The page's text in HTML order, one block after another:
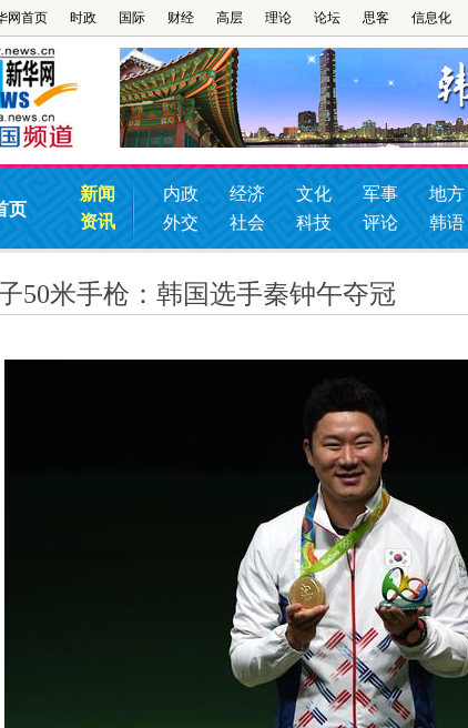
网首页 时政 国际 财经 高层 理论 论坛 思客 信息化
页
新闻
资讯
内政 经济 文化 军事
地方
外交
社会 科技 评论 韩语
50米手枪：韩国选手秦钟午夺冠